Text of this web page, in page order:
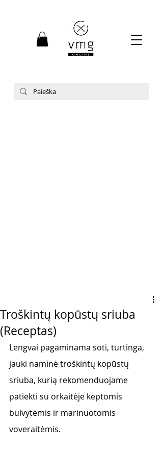
Troškintų kopūstų sriuba
(Receptas)
Lengvai pagaminama soti, turtinga,
jauki naminė troškintų kopūstų
sriuba, kurią rekomenduojame
patiekti su orkaitėje keptomis
bulvytėmis ir marinuotomis
voveraitėmis.